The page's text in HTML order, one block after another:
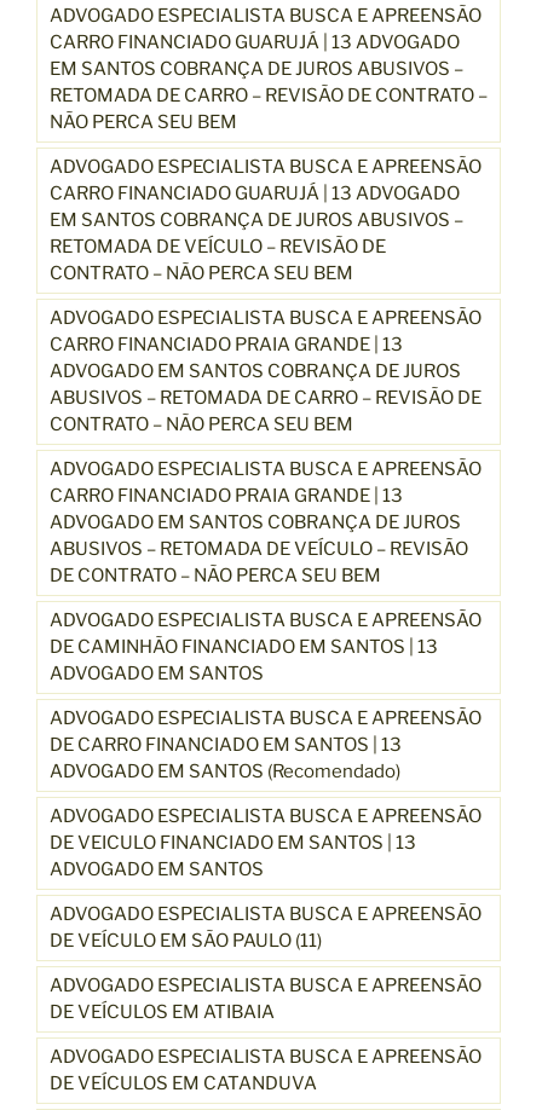
ADVOGADO ESPECIALISTA BUSCA E APREENSÃO
CARRO FINANCIADO GUARUJÁ | 13 ADVOGADO
EM SANTOS COBRANÇA DE JUROS ABUSIVOS –
RETOMADA DE CARRO – REVISÃO DE CONTRATO –
NÃO PERCA SEU BEM
ADVOGADO ESPECIALISTA BUSCA E APREENSÃO
CARRO FINANCIADO GUARUJÁ | 13 ADVOGADO
EM SANTOS COBRANÇA DE JUROS ABUSIVOS –
RETOMADA DE VEÍCULO – REVISÃO DE
CONTRATO – NÃO PERCA SEU BEM
ADVOGADO ESPECIALISTA BUSCA E APREENSÃO
CARRO FINANCIADO PRAIA GRANDE | 13
ADVOGADO EM SANTOS COBRANÇA DE JUROS
ABUSIVOS – RETOMADA DE CARRO – REVISÃO DE
CONTRATO – NÃO PERCA SEU BEM
ADVOGADO ESPECIALISTA BUSCA E APREENSÃO
CARRO FINANCIADO PRAIA GRANDE | 13
ADVOGADO EM SANTOS COBRANÇA DE JUROS
ABUSIVOS – RETOMADA DE VEÍCULO – REVISÃO
DE CONTRATO – NÃO PERCA SEU BEM
ADVOGADO ESPECIALISTA BUSCA E APREENSÃO
DE CAMINHÃO FINANCIADO EM SANTOS | 13
ADVOGADO EM SANTOS
ADVOGADO ESPECIALISTA BUSCA E APREENSÃO
DE CARRO FINANCIADO EM SANTOS | 13
ADVOGADO EM SANTOS (Recomendado)
ADVOGADO ESPECIALISTA BUSCA E APREENSÃO
DE VEICULO FINANCIADO EM SANTOS | 13
ADVOGADO EM SANTOS
ADVOGADO ESPECIALISTA BUSCA E APREENSÃO
DE VEÍCULO EM SÃO PAULO (11)
ADVOGADO ESPECIALISTA BUSCA E APREENSÃO
DE VEÍCULOS EM ATIBAIA
ADVOGADO ESPECIALISTA BUSCA E APREENSÃO
DE VEÍCULOS EM CATANDUVA